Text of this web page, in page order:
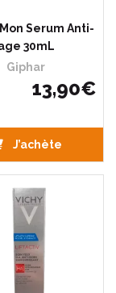
Serum Anti-
30mL
Giphar
13,90€
J’achète